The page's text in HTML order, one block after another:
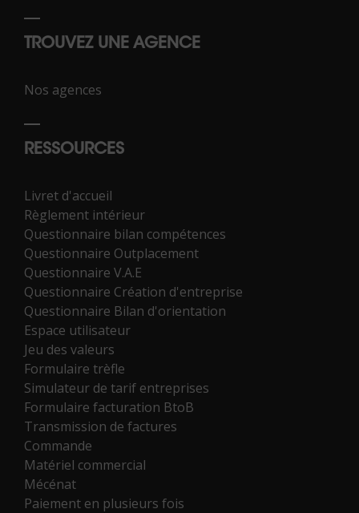
TROUVEZ UNE AGENCE
Nos agences
RESSOURCES
Livret d'accueil
Règlement intérieur
Questionnaire bilan compétences
Questionnaire Outplacement
Questionnaire V.A.E
Questionnaire Création d'entreprise
Questionnaire Bilan d'orientation
Espace utilisateur
Jeu des valeurs
Formulaire trèfle
Simulateur de tarif entreprises
Formulaire facturation BtoB
Transmission de factures
Commande
Matériel commercial
Mécénat
Paiement en plusieurs fois